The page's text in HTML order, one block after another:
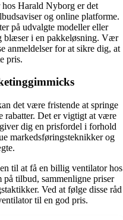
Harald Nyborg er det
og online platforme.
på udvalgte modeller eller
blæser i en pakkeløsning. Vær
anmeldelser for at sikre dig, at
pris.
det være fristende at springe
rabatter. Det er vigtigt at være
dig en prisfordel i forhold
markedsføringsteknikker og
til at få en billig ventilator hos
tilbud, sammenligne priser
Ved at følge disse råd
til en god pris.